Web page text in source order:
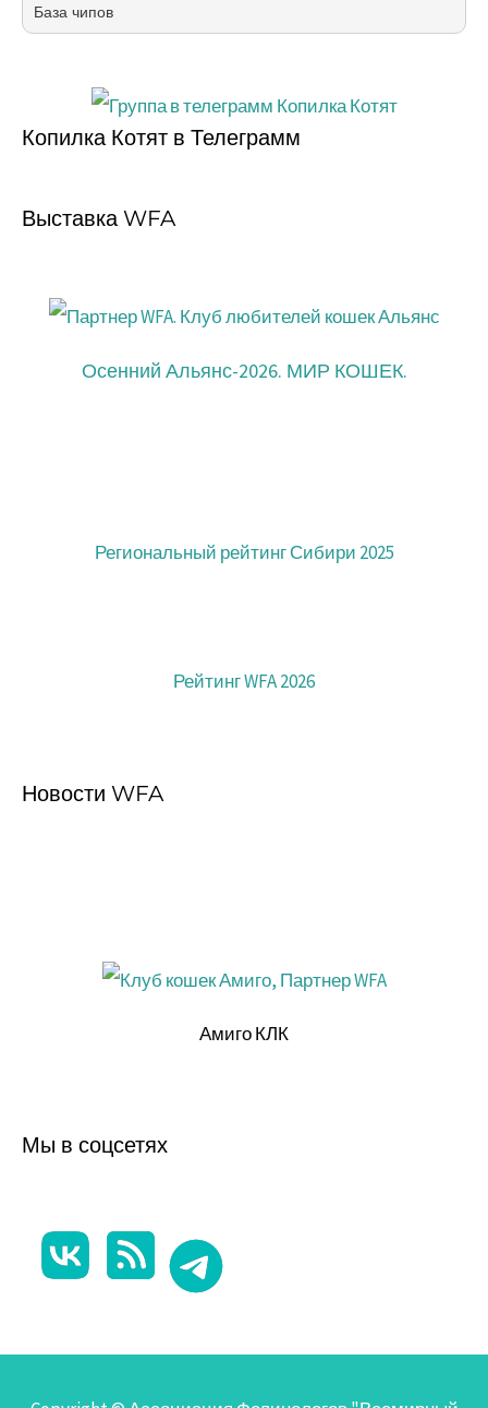
База чипов
Копилка Котят в Телеграмм
Выставка WFA
Осенний Альянс-2026. МИР КОШЕК.
Региональный рейтинг Сибири 2025
Рейтинг WFA 2026
Новости WFA
Амиго КЛК
Мы в соцсетях